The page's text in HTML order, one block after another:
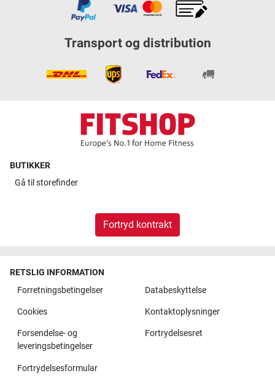
Transport og distribution
BUTIKKER
Gå til storefinder
Fortryd kontrakt
RETSLIG INFORMATION
Forretningsbetingelser
Databeskyttelse
Cookies Kontaktoplysninger
Forsendelse- og
leveringsbetingelser
Fortrydelsesret
Fortrydelsesformular